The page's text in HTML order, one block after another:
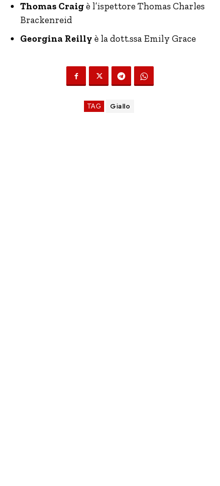
Thomas Craigè l’ispettore Thomas Charles
Brackenreid
Georgina Reilly è la dott.ssa Emily Grace
TAG Giallo